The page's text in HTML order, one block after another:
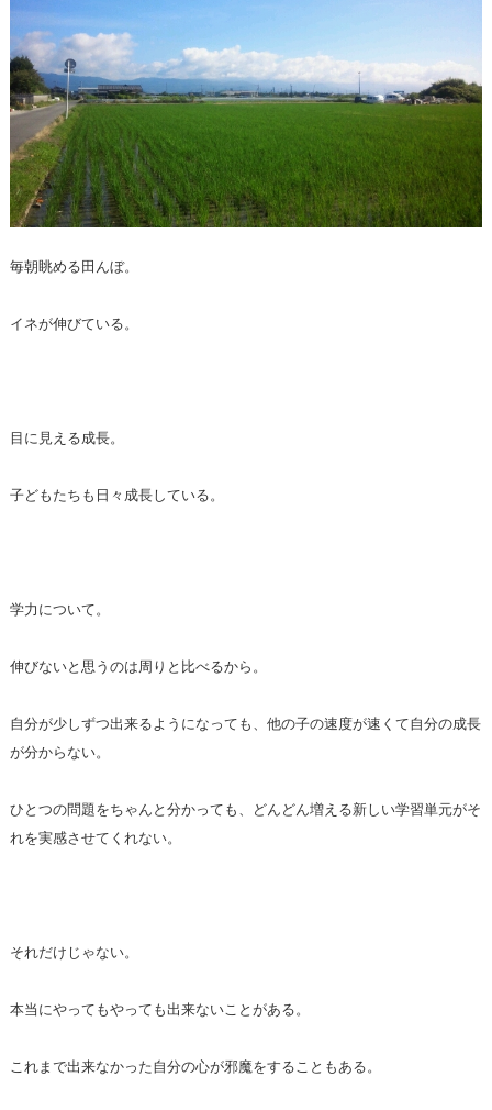
毎朝眺める田んぼ。
イネが伸びている。
目に見える成長。
子どもたちも日々成長している。
学力について。
伸びないと思うのは周りと比べるから。
自分が少しずつ出来るようになっても、他の子の速度が速くて自分の成長
が分からない。
ひとつの問題をちゃんと分かっても、どんどん増える新しい学習単元がそ
れを実感させてくれない。
それだけじゃない。
本当にやってもやっても出来ないことがある。
これまで出来なかった自分の心が邪魔をすることもある。